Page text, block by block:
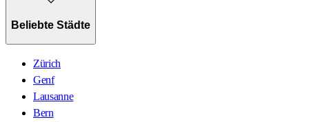
Beliebte Städte
Zürich
Genf
Lausanne
Bern